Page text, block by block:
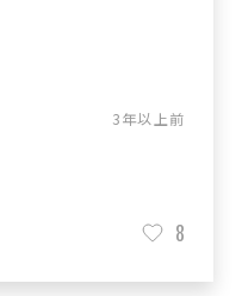
3年以上前
8